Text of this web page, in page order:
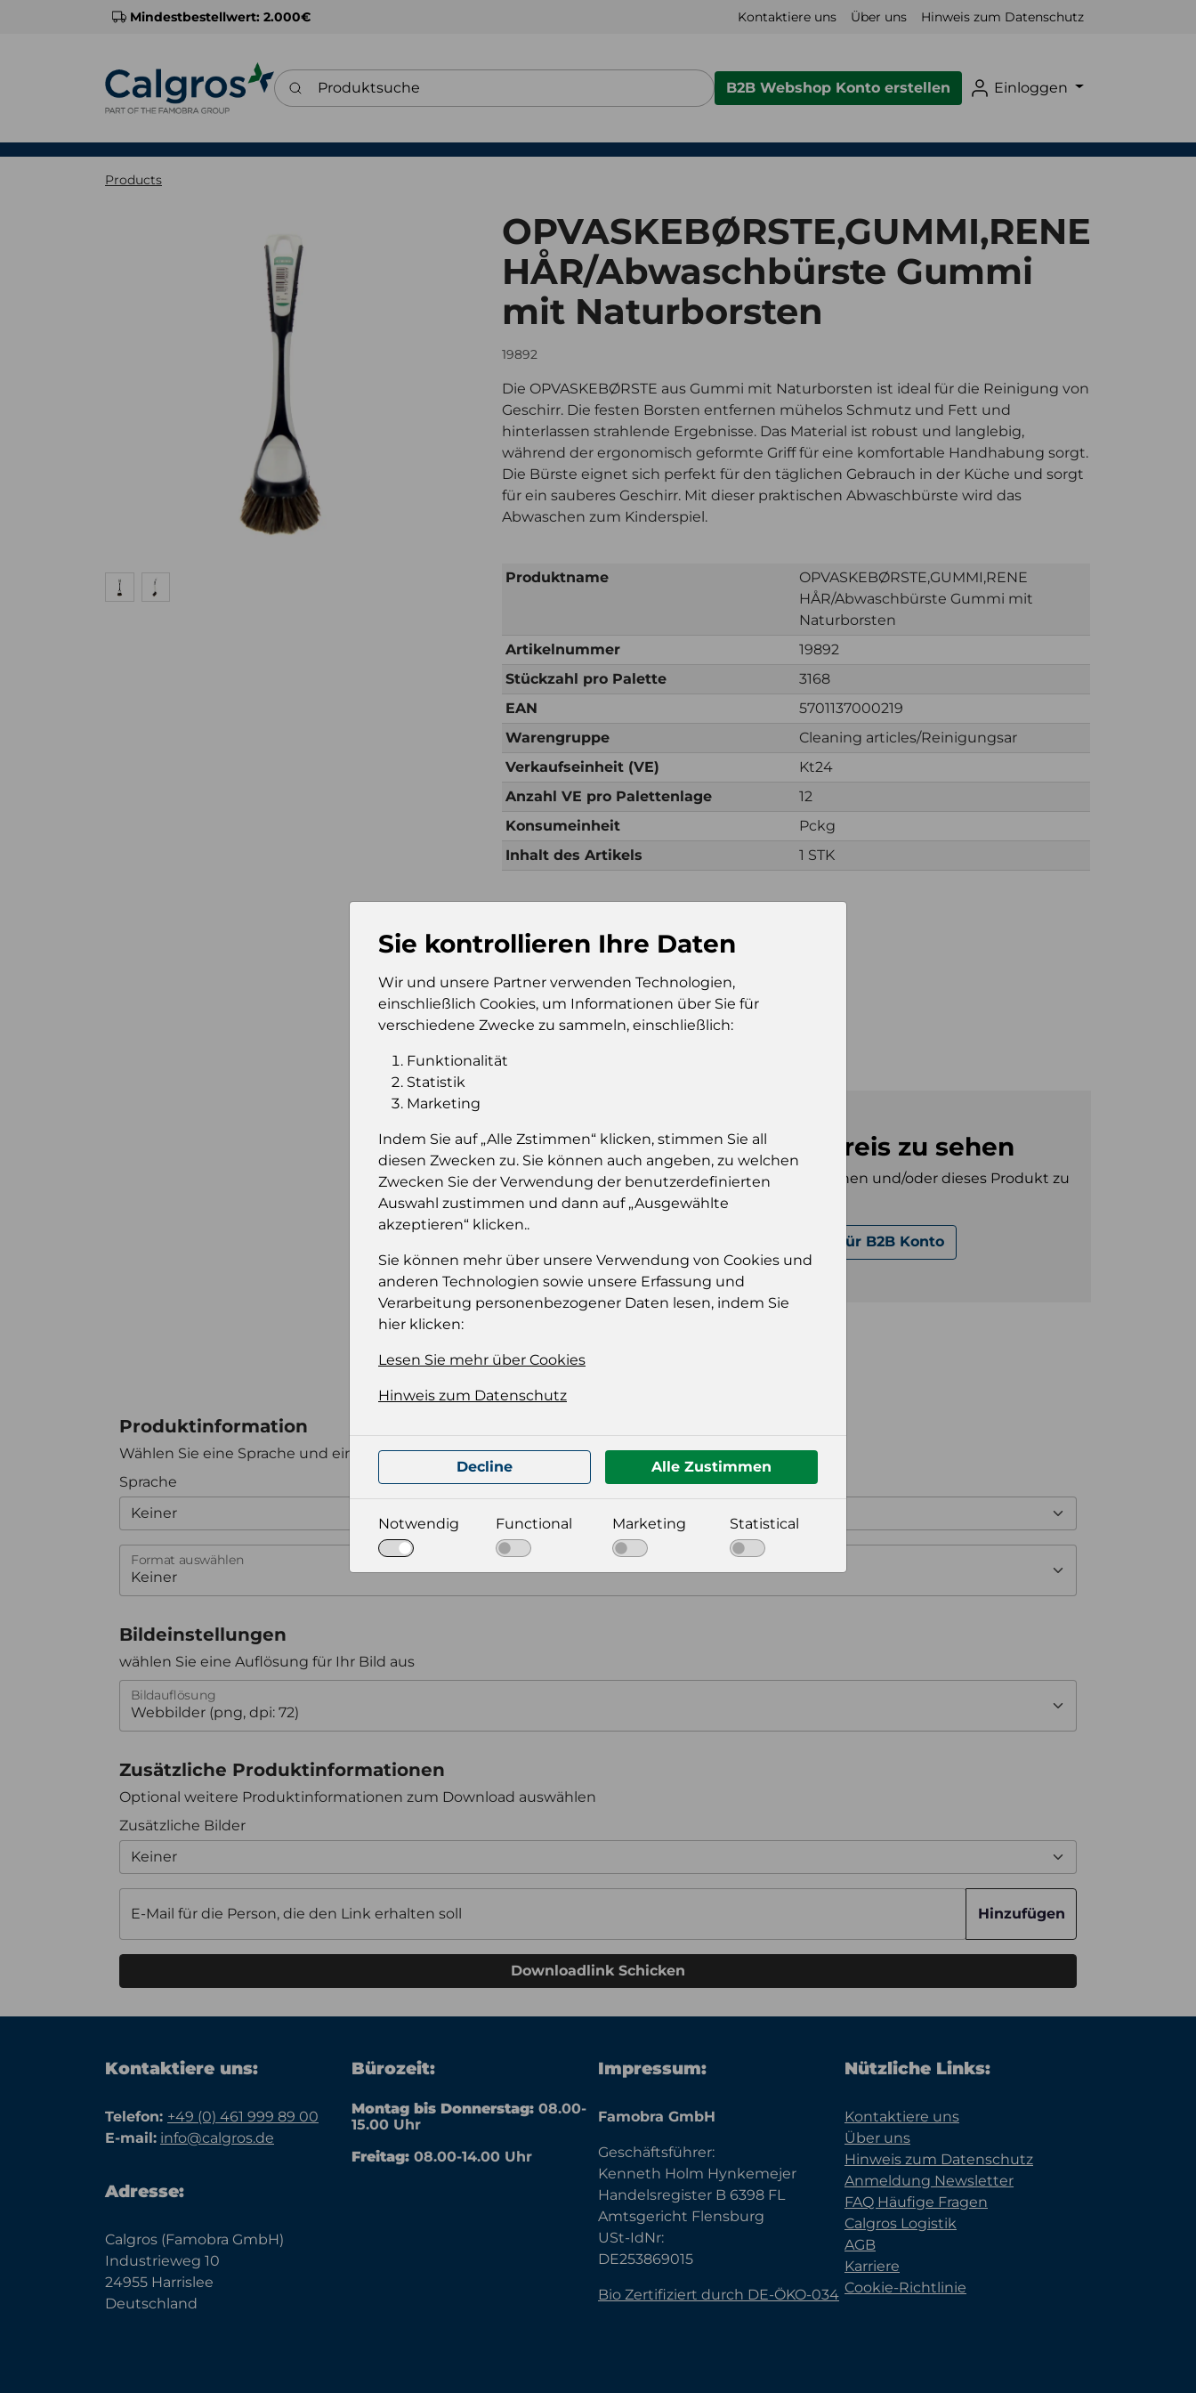
Mindestbestellwert: 2.000€ Kontaktiere uns Über uns Hinweis zum Datenschutz
Produktsuche
B2B Webshop Konto erstellen Einloggen
Products
OPVASKEBØRSTE,GUMMI,RENE
HÅR/Abwaschbürste Gummi
mit Naturborsten
19892
Die OPVASKEBØRSTE aus Gummi mit Naturborsten ist ideal für die Reinigung von
Geschirr. Die festen Borsten entfernen mühelos Schmutz und Fett und
hinterlassen strahlende Ergebnisse. Das Material ist robust und langlebig,
während der ergonomisch geformte Griff für eine komfortable Handhabung sorgt.
Die Bürste eignet sich perfekt für den täglichen Gebrauch in der Küche und sorgt
für ein sauberes Geschirr. Mit dieser praktischen Abwaschbürste wird das
Abwaschen zum Kinderspiel.
Produktname
OPVASKEBØRSTE,GUMMI,RENE
HÅR/Abwaschbürste Gummi mit
Naturborsten
Artikelnummer
19892
Stückzahl pro Palette
3168
EAN
5701137000219
Warengruppe
Cleaning articles/Reinigungsar
Verkaufseinheit (VE)
Kt24
Anzahl VE pro Palettenlage
12
Konsumeinheit
Pckg
Inhalt des Artikels
1 STK
Zusätzliche Information
Verkaufseinheit pro
Palette
132
Konsumeinheit
Pckg
Stückzahl pro Palette
Einloggen um den Preis zu sehen
Sie müssen eingeloggt sein, um Preise zu sehen und/oder dieses Produkt zu
Anmeldung für B2B Konto
Produktinformation
Wählen Sie eine Sprache und ein Format für Ihre Produktdatei aus
Sprache
Keiner
Format auswählen
Bildeinstellungen
wählen Sie eine Auflösung für Ihr Bild aus
Bildauflösung
Zusätzliche Produktinformationen
Optional weitere Produktinformationen zum Download auswählen
Zusätzliche Bilder
Keiner
E-Mail für die Person, die den Link erhalten soll Hinzufügen
Downloadlink Schicken
Kontaktiere uns:
Telefon: +49 (0) 461 999 89 00
E-mail: info@calgros.de
Adresse:
Calgros (Famobra GmbH)
Industrieweg 10
24955 Harrislee
Deutschland
Bürozeit:
Montag bis Donnerstag: 08.00-
15.00 Uhr
Freitag: 08.00-14.00 Uhr
Impressum:
Famobra GmbH
Geschäftsführer:
Kenneth Holm Hynkemejer
Handelsregister B 6398 FL
Amtsgericht Flensburg
USt-IdNr:
DE253869015
Bio Zertifiziert durch DE-ÖKO-034
Nützliche Links:
Kontaktiere uns
Über uns
Hinweis zum Datenschutz
Anmeldung Newsletter
FAQ Häufige Fragen
Calgros Logistik
AGB
Karriere
Cookie-Richtlinie
Sie kontrollieren Ihre Daten
Wir und unsere Partner verwenden Technologien,
einschließlich Cookies, um Informationen über Sie für
verschiedene Zwecke zu sammeln, einschließlich:
Funktionalität
Statistik
Marketing
Indem Sie auf „Alle Zstimmen“ klicken, stimmen Sie all
diesen Zwecken zu. Sie können auch angeben, zu welchen
Zwecken Sie der Verwendung der benutzerdefinierten
Auswahl zustimmen und dann auf „Ausgewählte
akzeptieren“ klicken..
Sie können mehr über unsere Verwendung von Cookies und
anderen Technologien sowie unsere Erfassung und
Verarbeitung personenbezogener Daten lesen, indem Sie
hier klicken:
Lesen Sie mehr über Cookies
Hinweis zum Datenschutz
Decline Alle Zustimmen
Notwendig Functional Marketing Statistical